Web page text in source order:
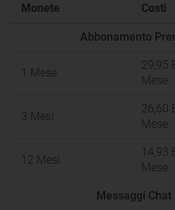
Monete
Costi
Abbonamento
1 Mese
29,95
Mese
3 Mesi
26,60
Mese
12 Mesi
14,93
Mese
Messaggi Chat